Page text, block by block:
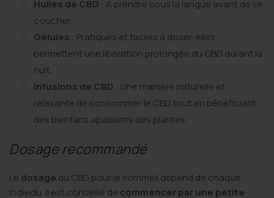
Huiles de CBD : À prendre sous la langue avant de se
coucher.
Gélules : Pratiques et faciles à doser, elles
permettent une libération prolongée du CBD durant la
nuit.
Infusions de CBD : Une manière naturelle et
relaxante de consommer le CBD tout en bénéficiant
des bienfaits apaisants des plantes.
Dosage recommandé
Le dosage du CBD pour le sommeil dépend de chaque
individu. Il est conseillé de commencer par une petite